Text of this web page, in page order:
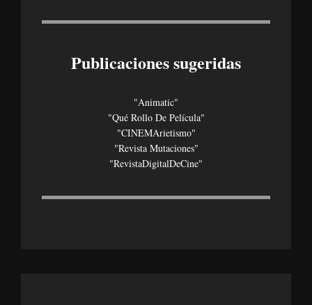
Publicaciones sugeridas
"Animatic"
"Qué Rollo De Película"
"CINEMArietismo"
"Revista Mutaciones"
"revistaDigitalDeCine"